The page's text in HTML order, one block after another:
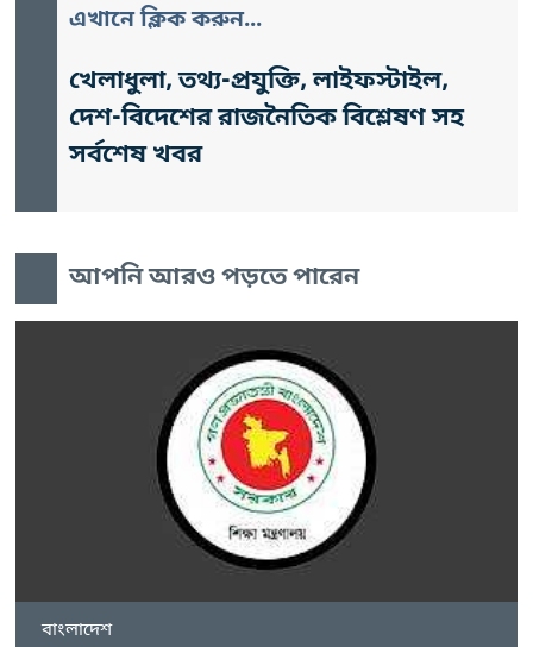
এখানে ক্লিক করুন...
খেলাধুলা, তথ্য-প্রযুক্তি, লাইফস্টাইল,
দেশ-বিদেশের রাজনৈতিক বিশ্লেষণ সহ
সর্বশেষ খবর
আপনি আরও পড়তে পারেন
বাংলাদেশ